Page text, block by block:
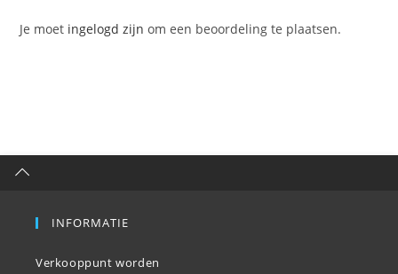
Je moet ingelogd zijn om een beoordeling te plaatsen.
INFORMATIE
Verkooppunt worden